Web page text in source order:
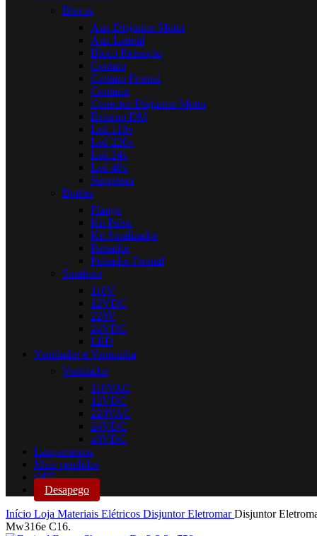
Blocos
Aux Disjuntor Motor
Aux Lateral
Bloco Retenção
Contato
Contato Frontal
Contator
Conector Disjuntor Motor
Externo DM
Led 110v
Led 220v
Led 24v
Led 48v
Supressor
Botões
Flange
Kit Pulso
Kit Sinalizador
Pulsador
Pulsador Frontal
Sinaleiro
110V
12VDC
220V
24VDC
LED
Ventilador e Ventuinha
Ventilador
110VAC
12VDC
220VAC
24VDC
48VDC
Lançamentos
Mais vendidos
OFF
Desapego
Início Loja Materiais Elétricos DisjuntorEletromarDisjuntor
Mw316e C16.